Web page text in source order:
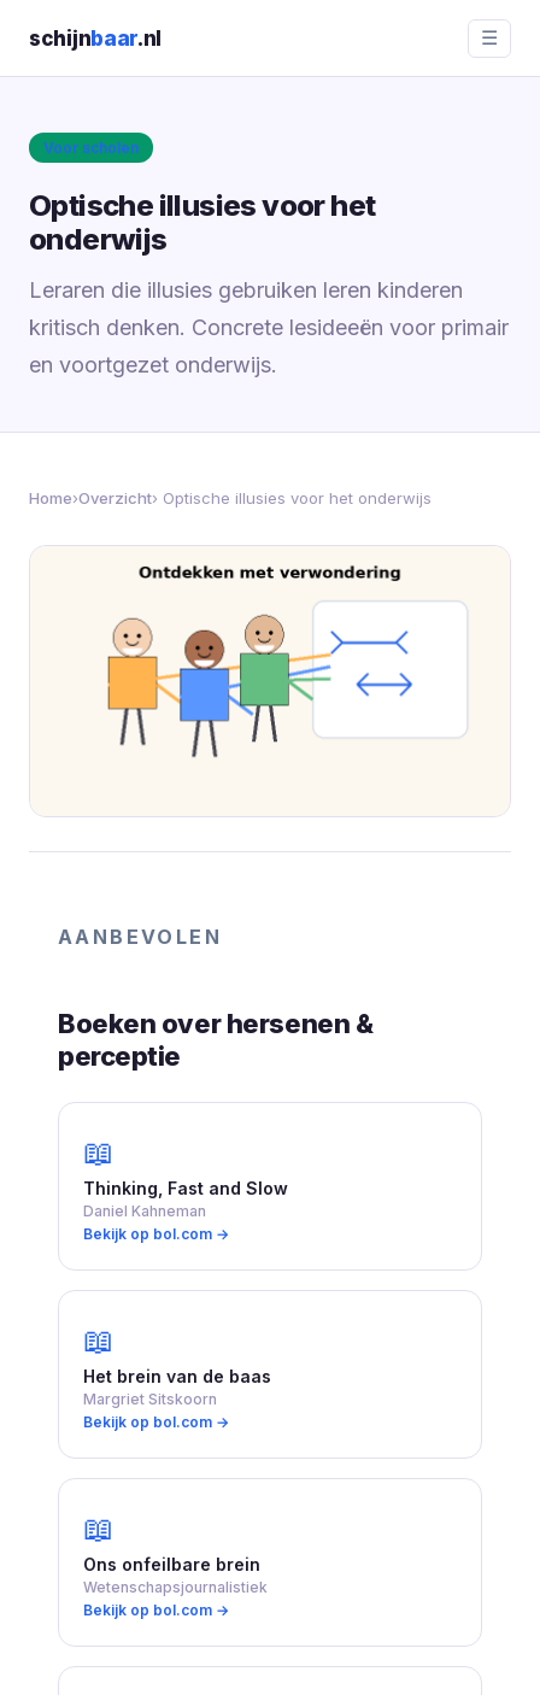
schijnbaar.nl ☰
Voor scholen
Optische illusies voor het
onderwijs
Leraren die illusies gebruiken leren kinderen
kritisch denken. Concrete lesideeën voor primair
en voortgezet onderwijs.
Home›Overzicht› Optische illusies voor het onderwijs
AANBEVOLEN
Boeken over hersenen &
perceptie
📖
Thinking, Fast and Slow
Daniel Kahneman
Bekijk op bol.com →
📖
Het brein van de baas
Margriet Sitskoorn
Bekijk op bol.com →
📖
Ons onfeilbare brein
Wetenschapsjournalistiek
Bekijk op bol.com →